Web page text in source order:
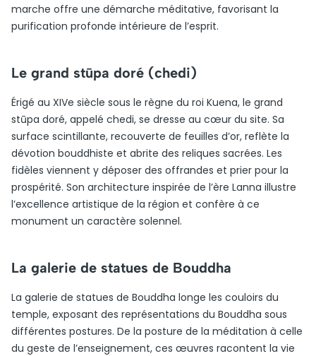
marche offre une démarche méditative, favorisant la
purification profonde intérieure de l’esprit.
Le grand stūpa doré (chedi)
Érigé au XIVe siècle sous le règne du roi Kuena, le grand
stūpa doré, appelé chedi, se dresse au cœur du site. Sa
surface scintillante, recouverte de feuilles d’or, reflète la
dévotion bouddhiste et abrite des reliques sacrées. Les
fidèles viennent y déposer des offrandes et prier pour la
prospérité. Son architecture inspirée de l’ère Lanna illustre
l’excellence artistique de la région et confère à ce
monument un caractère solennel.
La galerie de statues de Bouddha
La galerie de statues de Bouddha longe les couloirs du
temple, exposant des représentations du Bouddha sous
différentes postures. De la posture de la méditation à celle
du geste de l’enseignement, ces œuvres racontent la vie